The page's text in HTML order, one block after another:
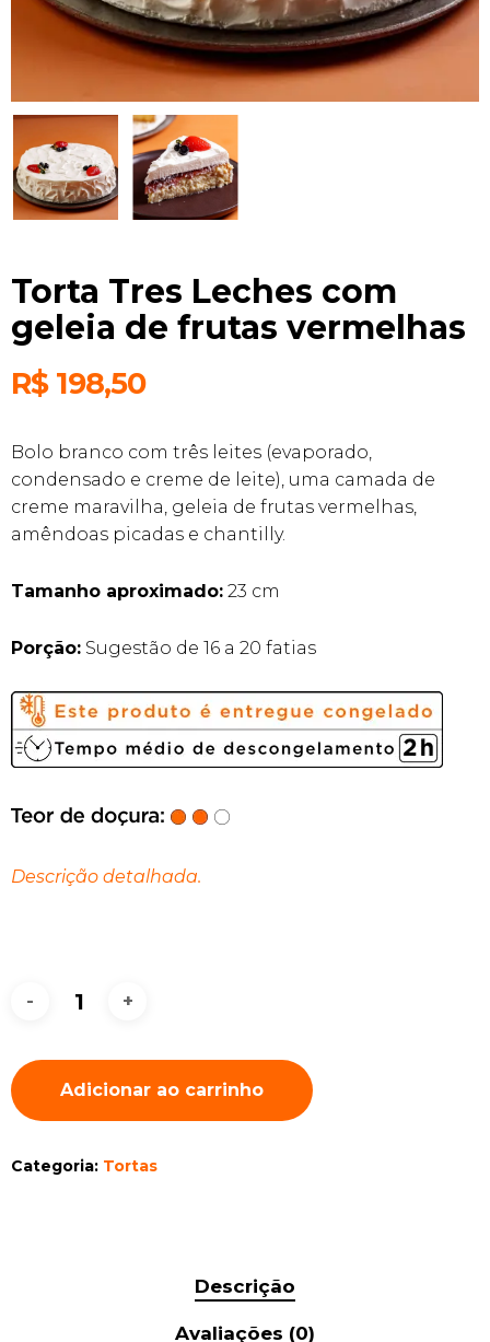
Torta Tres Leches com
geleia de frutas vermelhas
R$198,50
Bolo branco com três leites (evaporado,
condensado e creme de leite), uma camada de
creme maravilha, geleia de frutas vermelhas,
amêndoas picadas e chantilly.
Tamanho aproximado: 23 cm
Porção: Sugestão de 16 a 20 fatias
Descrição detalhada.
Adicionar ao carrinho
Categoria: Tortas
Descrição
Avaliações (0)